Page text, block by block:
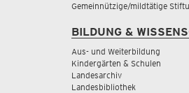
Gemeinnützige/mildtätige
BILDUNG &
Aus- und Weiterbildung
Kindergärten & Schulen
Landesarchiv
Landesbibliothek